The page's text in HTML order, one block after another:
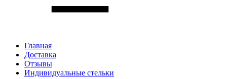
Главная
Доставка
Отзывы
Индивидуальные стельки